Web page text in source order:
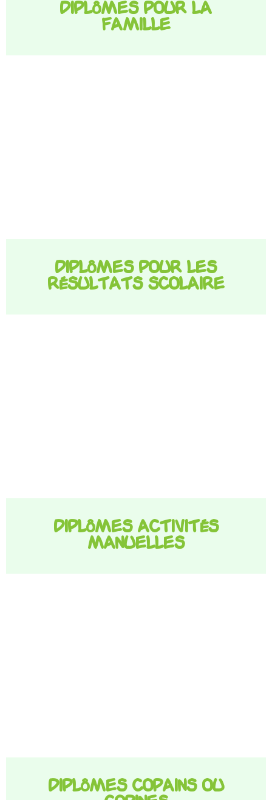
Diplômes pour la
famille
Diplômes pour les
résultats scolaire
Diplômes activités
manuelles
Diplômes copains ou